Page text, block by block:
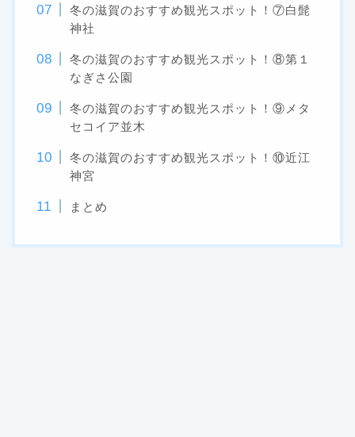
冬の滋賀のおすすめ観光スポット！⑦白髭
神社
冬の滋賀のおすすめ観光スポット！⑧第１
なぎさ公園
冬の滋賀のおすすめ観光スポット！⑨メタ
セコイア並木
冬の滋賀のおすすめ観光スポット！⑩近江
神宮
まとめ